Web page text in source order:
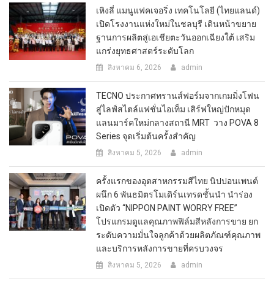
เหิงลี่ แมนูแฟคเจอริ่ง เทคโนโลยี (ไทยแลนด์)
เปิดโรงงานแห่งใหม่ในชลบุรี เดินหน้าขยาย
ฐานการผลิตสู่เอเชียตะวันออกเฉียงใต้ เสริม
แกร่งยุทธศาสตร์ระดับโลก
สิงหาคม 6, 2026 admin
TECNO ประกาศทรานส์ฟอร์มจากเกมมิ่งโฟน
สู่ไลฟ์สไตล์แฟชั่นไอเท็ม เสิร์ฟใหญ่ปักหมุด
แลนมาร์คใหม่กลางสถานี MRT วาง POVA 8
Series จุดเริ่มต้นครั้งสำคัญ
สิงหาคม 5, 2026 admin
ครั้งแรกของอุตสาหกรรมสีไทย นิปปอนเพนต์
ผนึก 6 พันธมิตรโมเดิร์นเทรดชั้นนำ นำร่อง
เปิดตัว “NIPPON PAINT WORRY FREE”
โปรแกรมดูแลคุณภาพฟิล์มสีหลังการขาย ยก
ระดับความมั่นใจลูกค้าด้วยผลิตภัณฑ์คุณภาพ
และบริการหลังการขายที่ครบวงจร
สิงหาคม 5, 2026 admin